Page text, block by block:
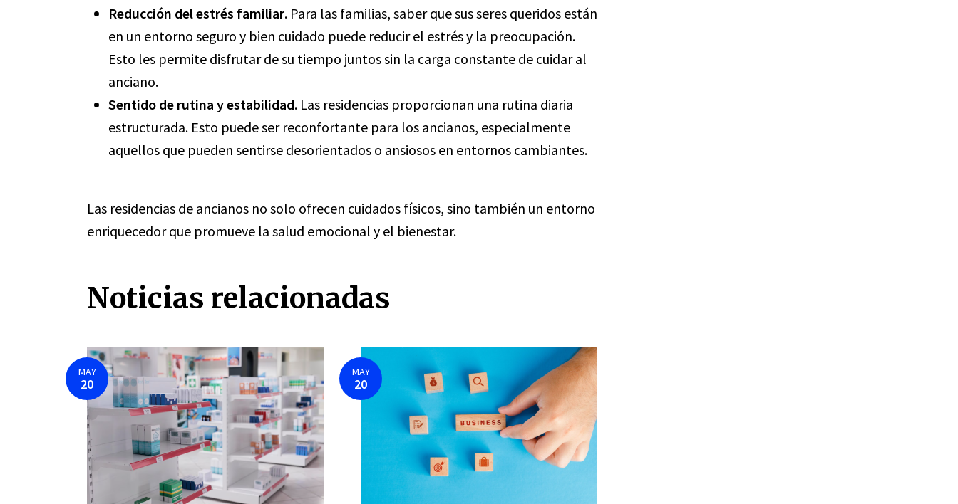
Reducción del estrés familiar. Para las familias, saber que sus seres queridos están
en un entorno seguro y bien cuidado puede reducir el estrés y la preocupación.
Esto les permite disfrutar de su tiempo juntos sin la carga constante de cuidar al
anciano.
Sentido de rutina y estabilidad. Las residencias proporcionan una rutina diaria
estructurada. Esto puede ser reconfortante para los ancianos, especialmente
aquellos que pueden sentirse desorientados o ansiosos en entornos cambiantes.
Las residencias de ancianos no solo ofrecen cuidados físicos, sino también un entorno
enriquecedor que promueve la salud emocional y el bienestar.
Noticias relacionadas
MAY
20
MAY
20